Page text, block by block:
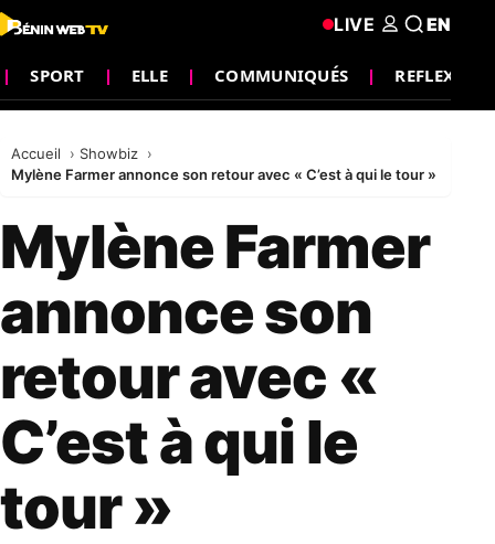
SPORT ELLE COMMUNIQUÉS REFLEXION
LIVE EN
Accueil
Showbiz
Mylène Farmer annonce son retour avec « C’est à qui le tour »
Mylène Farmer
annonce son
retour avec «
C’est à qui le
tour »